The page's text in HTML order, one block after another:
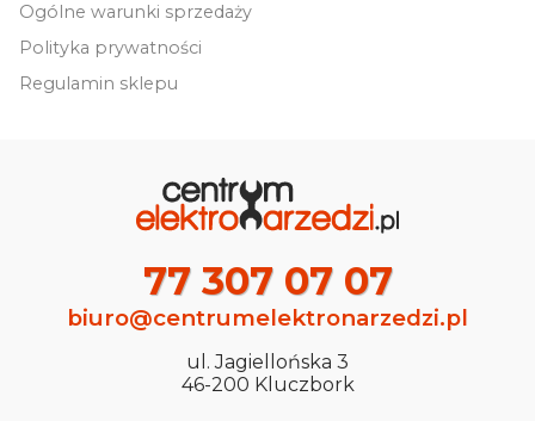
Ogólne warunki sprzedaży
Polityka prywatności
Regulamin sklepu
77 307 07 07
biuro@centrumelektronarzedzi.pl
ul. Jagiellońska 3
46-200 Kluczbork